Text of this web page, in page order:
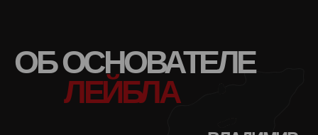
ЭТИМ НЕ ПОСПОРИШЬ.
ОБ ОСНОВАТЕЛЕ
ЛЕЙБЛА